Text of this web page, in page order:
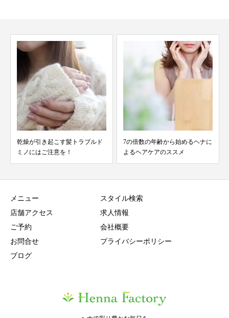
乾燥が引き起こす髪トラブルド
ミノにはご注意を！
7の倍数の年齢から始めるヘナに
よるヘアケアのススメ
メニュー
店舗アクセス
ご予約
お問合せ
ブログ
スタイル検索
求人情報
会社概要
プライバシーポリシー